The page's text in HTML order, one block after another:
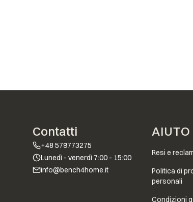
Contatti
+48 579773275
Lunedì - venerdì 7:00 - 15:00
info@bench4home.it
Menu
AIUTO
Resi e
Politica di
personali
Condizioni